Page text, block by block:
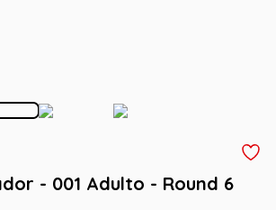
- 001 Adulto - Round 6